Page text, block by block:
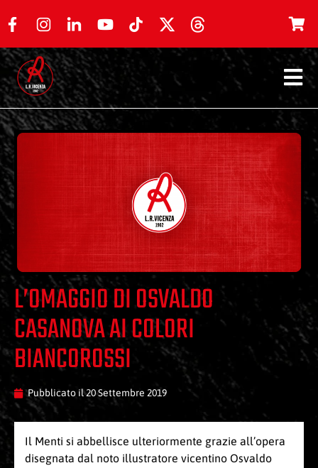
L’OMAGGIO DI OSVALDO
CASANOVA AI COLORI
BIANCOROSSI
Pubblicato il20 Settembre 2019
Il Menti si abbellisce ulteriormente grazie all’opera
disegnata dal noto illustratore vicentino Osvaldo